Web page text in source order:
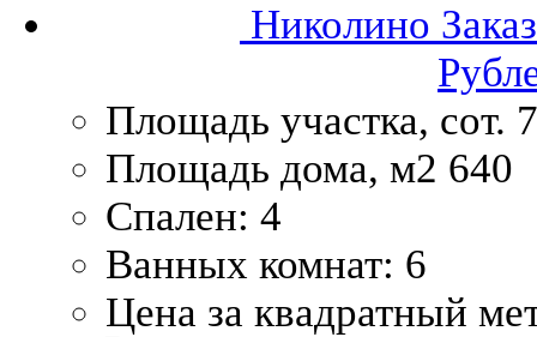
Николино
Площадь участка, сот.
Площадь дома, м2 640
Спален: 4
Ванных комнат: 6
Цена за квадратный